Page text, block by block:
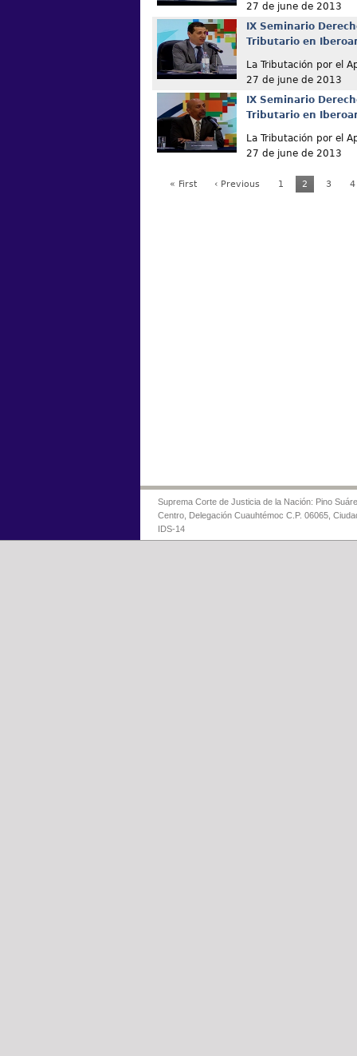
27 de june de 2013
IX Seminario
Tributario en
La Tributación por el
27 de june de 2013
IX Seminario
Tributario en
La Tributación por el
27 de june de 2013
« First ‹ Previous 1 2 3 4
Suprema Corte de Justicia de la Nación: Pino
Centro, Delegación Cuauhtémoc C.P. 06065,
IDS-14